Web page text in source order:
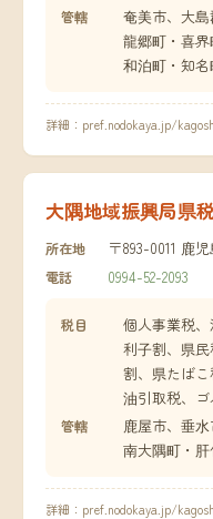
管轄
奄美市、大島
龍郷町・喜界
和泊町・知名
詳細： pref.nodokaya.jp/
大隅地域振興局県
所在地 〒893-0011 鹿
電話 0994-52-2093
税目
個人事業税
利子割、県
割、県たば
油引取税、
管轄
鹿屋市、垂
南大隅町・肝
詳細： pref.nodokaya.jp/